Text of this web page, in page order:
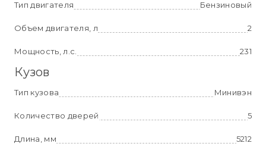
Тип двигателя Бензиновый
Объем двигателя, л 2
Мощность, л.с. 231
Кузов
Тип кузова Минивэн
Количество дверей 5
Длина, мм 5212